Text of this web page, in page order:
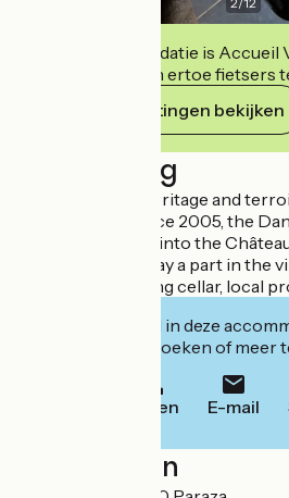
Deze accommodatie is
en verbindt zich ertoe fietsers
Haar verplichtingen bekijken
Beschrijving
An exceptional heritage and
Canal du Midi. Since 2005, the
breathed new life into the
and children all play a part in the
guaranteed. Tasting cellar, local
Geïnteresseerd in deze
website om te boeken of meer
Bellen E-mail
Localisation